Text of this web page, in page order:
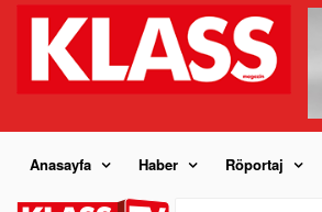
Anasayfa Haber Röportaj